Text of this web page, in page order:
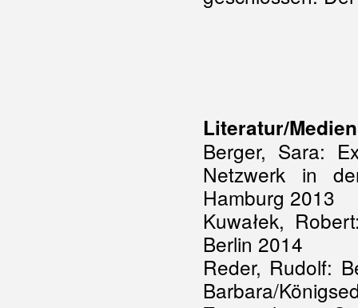
Literatur/Medien
Berger, Sara:
Netzwerk in
Hamburg 2013
Kuwałek,
Berlin 2014
Reder, Rudolf:
Barbara/